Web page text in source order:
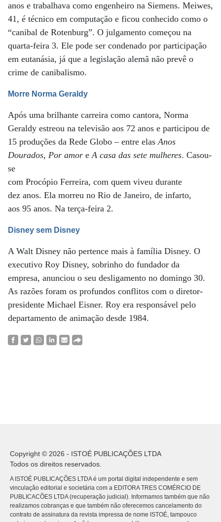
anos e trabalhava como engenheiro na Siemens. Meiwes,
41, é técnico em computação e ficou conhecido como o
“canibal de Rotenburg”. O julgamento começou na
quarta-feira 3. Ele pode ser condenado por participação
em eutanásia, já que a legislação alemã não prevê o
crime de canibalismo.
Morre Norma Geraldy
Após uma brilhante carreira como cantora, Norma
Geraldy estreou na televisão aos 72 anos e participou de
15 produções da Rede Globo – entre elasAnos
Dourados, Por amor eA casa das sete mulheres. Casou-
se
com Procópio Ferreira, com quem viveu durante
dez anos. Ela morreu no Rio de Janeiro, de infarto,
aos 95 anos. Na terça-feira 2.
Disney sem Disney
A Walt Disney não pertence mais à família Disney. O
executivo Roy Disney, sobrinho do fundador da
empresa, anunciou o seu desligamento no domingo 30.
As razões foram os profundos conflitos com o diretor-
presidente Michael Eisner. Roy era responsável pelo
departamento de animação desde 1984.
Copyright © 2026 - ISTOÉ PUBLICAÇÕES LTDA
Todos os direitos reservados.
A ISTOÉ PUBLICAÇÕES LTDA é um portal digital independente e sem
vinculação editorial e societária com a EDITORA TRES COMÉRCIO DE
PUBLICACÕES LTDA (recuperação judicial). Informamos também que não
realizamos cobranças e que também não oferecemos cancelamento do
contrato de assinatura da revista impressa de nome ISTOÉ, tampouco